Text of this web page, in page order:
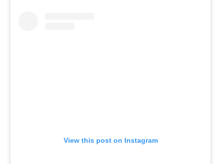
View this post on Instagram